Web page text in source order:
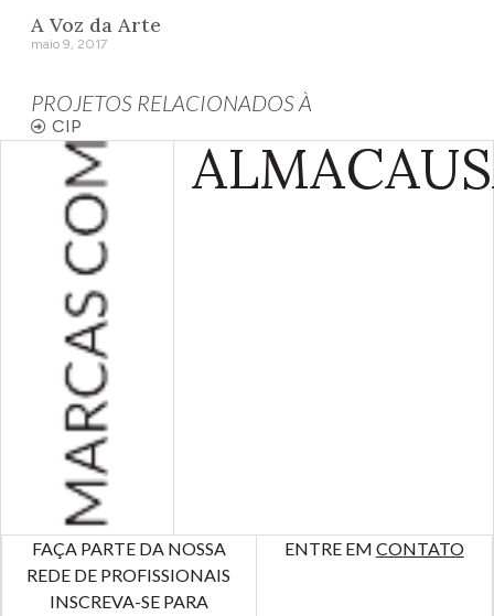
A Voz da Arte
maio 9, 2017
PROJETOS RELACIONADOS À
CIP
ALMA
FAÇA PARTE DA NOSSA
REDE DE PROFISSIONAIS
INSCREVA-SE PARA
ENTRE EM CONTATO